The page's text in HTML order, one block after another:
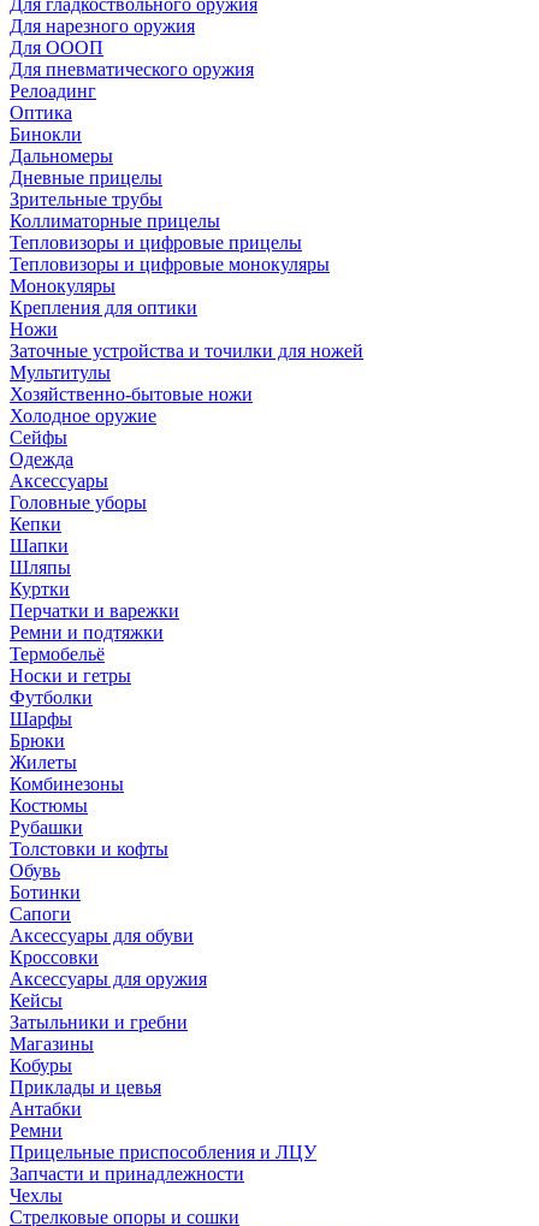
Для гладкоствольного оружия
Для нарезного оружия
Для ОООП
Для пневматического оружия
Релоадинг
Оптика
Бинокли
Дальномеры
Дневные прицелы
Зрительные трубы
Коллиматорные прицелы
Тепловизоры и цифровые прицелы
Тепловизоры и цифровые монокуляры
Монокуляры
Крепления для оптики
Ножи
Заточные устройства и точилки для ножей
Мультитулы
Хозяйственно-бытовые ножи
Холодное оружие
Сейфы
Одежда
Аксессуары
Головные уборы
Кепки
Шапки
Шляпы
Куртки
Перчатки и варежки
Ремни и подтяжки
Термобельё
Носки и гетры
Футболки
Шарфы
Брюки
Жилеты
Комбинезоны
Костюмы
Рубашки
Толстовки и кофты
Обувь
Ботинки
Сапоги
Аксессуары для обуви
Кроссовки
Аксессуары для оружия
Кейсы
Затыльники и гребни
Магазины
Кобуры
Приклады и цевья
Антабки
Ремни
Прицельные приспособления и ЛЦУ
Запчасти и принадлежности
Чехлы
Стрелковые опоры и сошки